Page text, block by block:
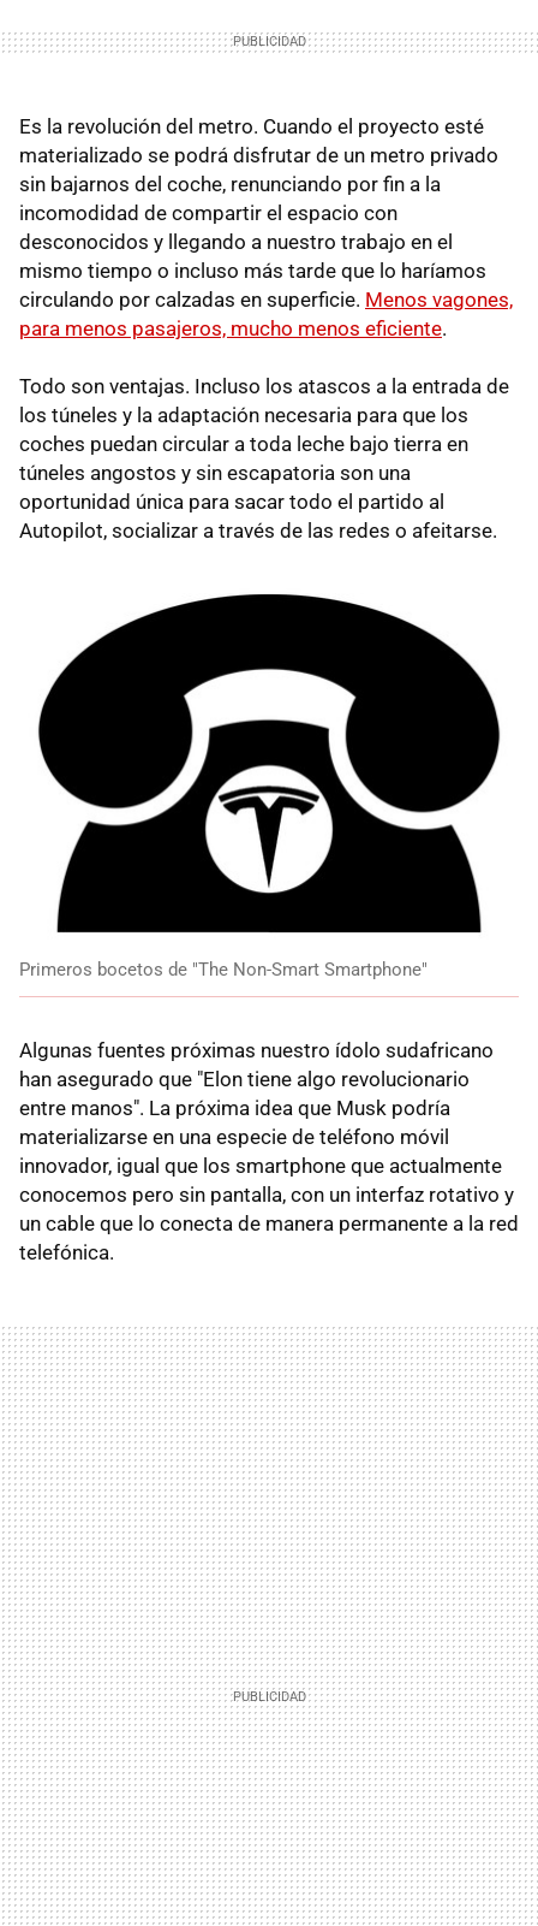
Es la revolución del metro. Cuando el proyecto esté
materializado se podrá disfrutar de un metro privado
sin bajarnos del coche, renunciando por fin a la
incomodidad de compartir el espacio con
desconocidos y llegando a nuestro trabajo en el
mismo tiempo o incluso más tarde que lo haríamos
circulando por calzadas en superficie. Menos vagones,
para menos pasajeros, mucho menos eficiente.
Todo son ventajas. Incluso los atascos a la entrada de
los túneles y la adaptación necesaria para que los
coches puedan circular a toda leche bajo tierra en
túneles angostos y sin escapatoria son una
oportunidad única para sacar todo el partido al
Autopilot, socializar a través de las redes o afeitarse.
Primeros bocetos de "The Non-Smart Smartphone"
Algunas fuentes próximas nuestro ídolo sudafricano
han asegurado que "Elon tiene algo revolucionario
entre manos". La próxima idea que Musk podría
materializarse en una especie de teléfono móvil
innovador, igual que los smartphone que actualmente
conocemos pero sin pantalla, con un interfaz rotativo y
un cable que lo conecta de manera permanente a la red
telefónica.